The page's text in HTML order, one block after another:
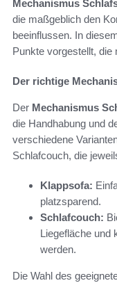
Mechanismus
die maßgeblich den
beeinflussen. In
Punkte vorgestellt, die
Der richtige
Der Mechanismus
die Handhabung und
verschiedene
Schlafcouch, die
Klappsofa:
platzsparend.
Schlafcouch:
Liegefläche und
werden.
Die Wahl des